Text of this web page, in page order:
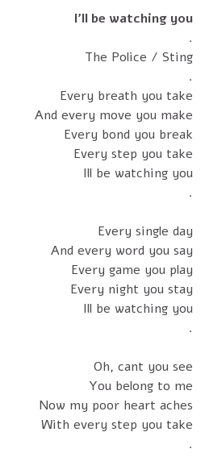
I’ll be watching you
.
The Police / Sting
.
Every breath you take
And every move you make
Every bond you break
Every step you take
Ill be watching you
.
Every single day
And every word you say
Every game you play
Every night you stay
Ill be watching you
.
Oh, cant you see
You belong to me
Now my poor heart aches
With every step you take
.